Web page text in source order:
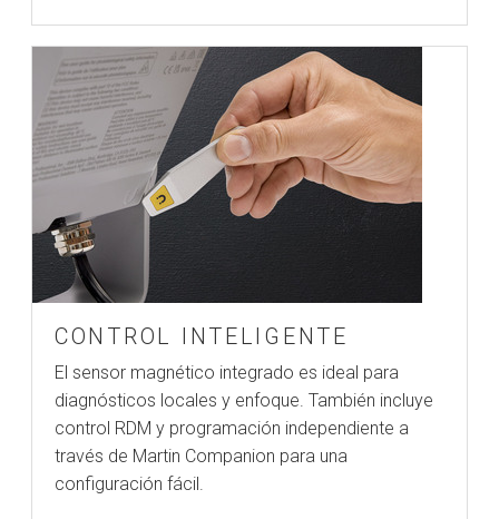
CONTROL INTELIGENTE
El sensor magnético integrado es ideal para
diagnósticos locales y enfoque. También incluye
control RDM y programación independiente a
través de Martin Companion para una
configuración fácil.